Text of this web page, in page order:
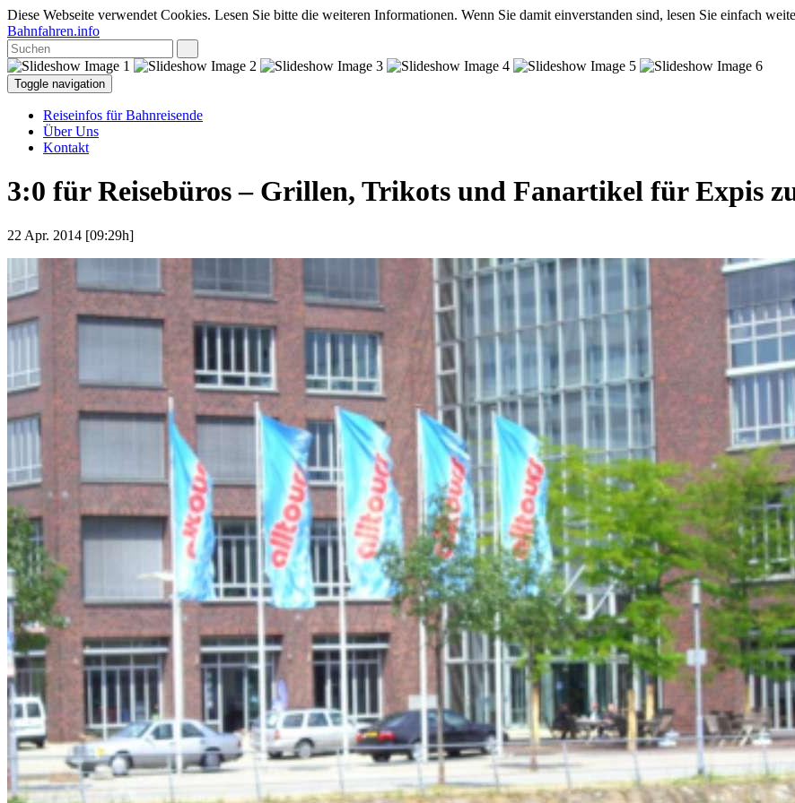
Diese Webseite verwendet Cookies. Lesen Sie bitte die weiteren Informationen. Wenn Sie damit einverstanden sind, lesen Sie einfach
Bahnfahren.info
Toggle navigation
Reiseinfos für Bahnreisende
Über Uns
Kontakt
3:0 für Reisebüros – Grillen, Trikots und Fanartikel für Expis
22 Apr. 2014 [09:29h]